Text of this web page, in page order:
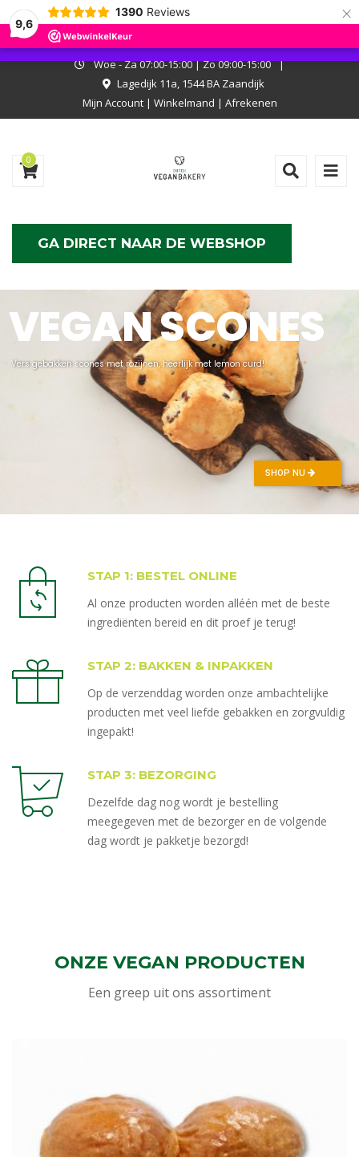
9,6
1390 Reviews ×
Woe - Za 07:00-15:00 | Zo 09:00-15:00 |
Lagedijk 11a, 1544 BA Zaandijk
Mijn Account| Winkelmand | Afrekenen
0
GA DIRECT NAAR DE WEBSHOP
VEGANSCONES
Vers gebakken scones met rozijnen, heerlijk met lemon curd!
SHOP NU
STAP 1: BESTEL ONLINE
Al onze producten worden alléén met de beste
ingrediënten bereid en dit proef je terug!
STAP 2: BAKKEN & INPAKKEN
Op de verzenddag worden onze ambachtelijke
producten met veel liefde gebakken en zorgvuldig
ingepakt!
STAP 3: BEZORGING
Dezelfde dag nog wordt je bestelling
meegegeven met de bezorger en de volgende
dag wordt je pakketje bezorgd!
ONZE VEGAN PRODUCTEN
Een greep uit ons assortiment
I.v.m. met onze zomerstop kan er niet online worden besteld. Onze
bakkerij is wel open, kom langs en laat je verrassen!